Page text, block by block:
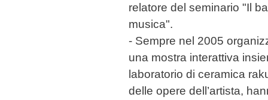
relatore del seminario "Il
musica".
- Sempre nel 2005
una mostra interattiva
laboratorio di ceramica
delle opere dell’artista,